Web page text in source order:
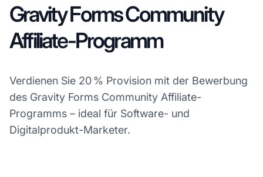
Gravity Forms Community
Affiliate-Programm
Verdienen Sie 20 % Provision mit der Bewerbung
des Gravity Forms Community Affiliate-
Programms – ideal für Software- und
Digitalprodukt-Marketer.